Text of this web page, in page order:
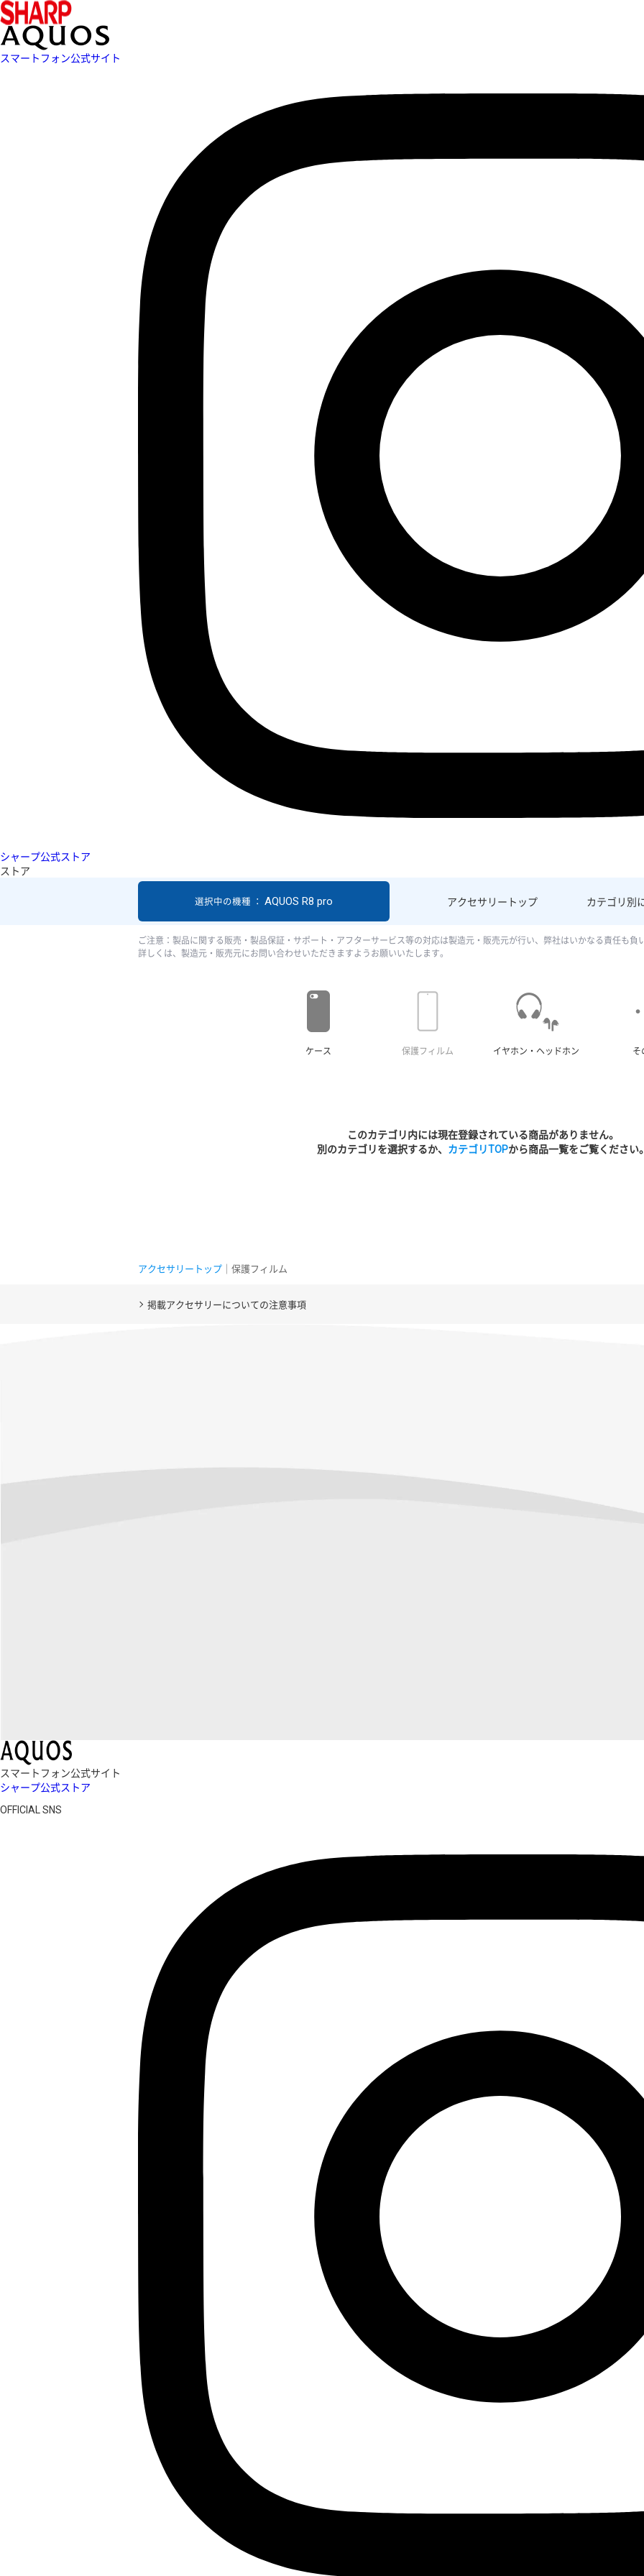
スマートフォン公式サイト
シャープ公式ストア
ストア
アクセサリー トップ カテゴリ別
選択中の機種 ： AQUOS R8 pro
ご注意：製品に関する販売・製品保証・サポート・アフターサービス等の対応は製造元・販売元が行い、弊社はいかなる責任も負
詳しくは、製造元・販売元にお問い合わせいただきますようお願いいたします。
ケース 保護フィルム イヤホン・ヘッドホン そ
このカテゴリ内には現在登録されている商品がありません。
別のカテゴリを選択するか、 カテゴリTOPから商品一覧をご覧ください
アクセサリートップ ｜保護フィルム
掲載アクセサリーについての注意事項
スマートフォン公式サイト
シャープ公式ストア
OFFICIAL SNS